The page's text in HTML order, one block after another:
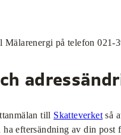
på telefon 021-
till Skatteverket så
eftersändning av din post